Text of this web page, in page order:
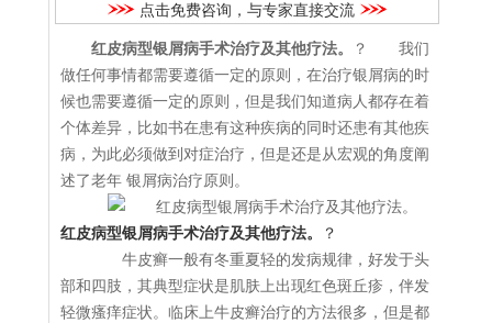
点击免费咨询，与专家直接交流
红皮病型银屑病手术治疗及其他疗法。
？ 我们
做任何事情都需要遵循一定的原则，在治疗银屑病的时
候也需要遵循一定的原则，但是我们知道病人都存在着
个体差异，比如书在患有这种疾病的同时还患有其他疾
病，为此必须做到对症治疗，但是还是从宏观的角度阐
述了老年 银屑病治疗原则。
红皮病型银屑病手术治疗及其他疗法。
？
牛皮癣一般有冬重夏轻的发病规律，好发于头
部和四肢，其典型症状是肌肤上出现红色斑丘疹，伴发
轻微瘙痒症状。临床上牛皮癣治疗的方法很多，但是都